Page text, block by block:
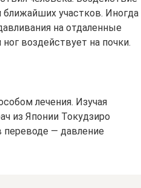
участков. Иногда
на отдаленные
воздействует на почки.
лечения. Изучая
из Японии Токудзиро
— давление